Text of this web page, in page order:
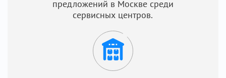
предложений в Москве среди
сервисных центров.